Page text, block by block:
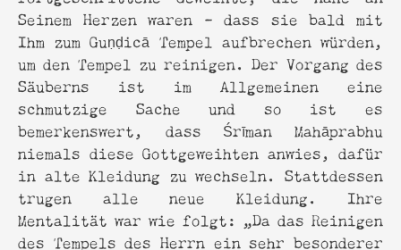
Seinem Herzen waren – dass sie bald mit
Ihm zum Guṇḍicā Tempel aufbrechen würden,
um den Tempel zu reinigen. Der Vorgang des
Säuberns ist im Allgemeinen eine
schmutzige Sache und so ist es
bemerkenswert, dass Śrīman Mahāprabhu
niemals diese Gottgeweihten anwies, dafür
in alte Kleidung zu wechseln. Stattdessen
trugen alle neue Kleidung. Ihre
Mentalität war wie folgt: „Da das Reinigen
des Tempels des Herrn ein sehr besonderer